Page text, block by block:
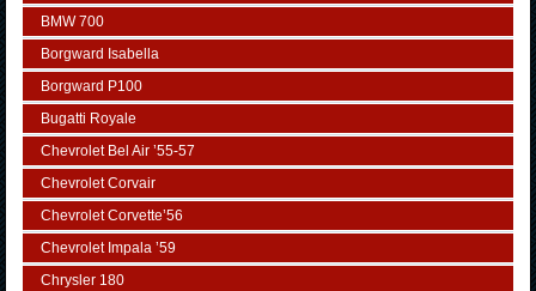
BMW 700
Borgward Isabella
Borgward P100
Bugatti Royale
Chevrolet Bel Air ’55-57
Chevrolet Corvair
Chevrolet Corvette’56
Chevrolet Impala ’59
Chrysler 180